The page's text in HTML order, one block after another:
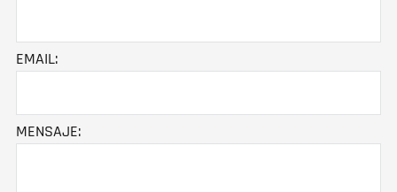
EMAIL:
MENSAJE: